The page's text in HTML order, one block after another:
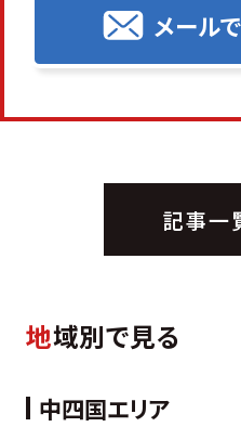
メール
記事一
地域別で見る
中四国エリア